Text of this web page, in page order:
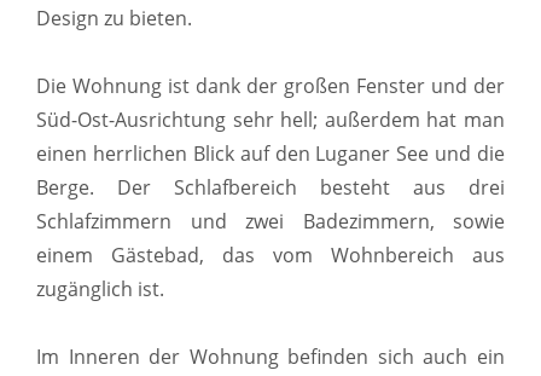
Design zu bieten.
Die Wohnung ist dank der großen Fenster und der
Süd-Ost-Ausrichtung sehr hell; außerdem hat man
einen herrlichen Blick auf den Luganer See und die
Berge. Der Schlafbereich besteht aus drei
Schlafzimmern und zwei Badezimmern, sowie
einem Gästebad, das vom Wohnbereich aus
zugänglich ist.
Im Inneren der Wohnung befinden sich auch ein